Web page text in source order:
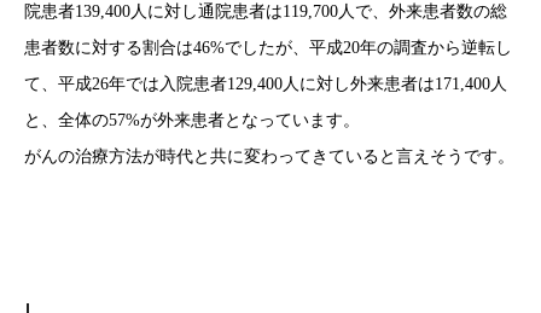
院患者139,400人に対し通院患者は119,700人で、外来患者数の総
患者数に対する割合は46%でしたが、平成20年の調査から逆転し
て、平成26年では入院患者129,400人に対し外来患者は171,400人
と、全体の57%が外来患者となっています。
がんの治療方法が時代と共に変わってきていると言えそうです。